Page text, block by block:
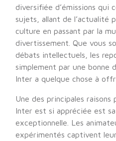
diversifiée d’émissions qui
sujets, allant de l’actualité
culture en passant par la
divertissement. Que vous
débats intellectuels, les
simplement par une bonne
Inter a quelque chose à
Une des principales raisons
Inter est si appréciée est
exceptionnelle. Les
expérimentés captivent